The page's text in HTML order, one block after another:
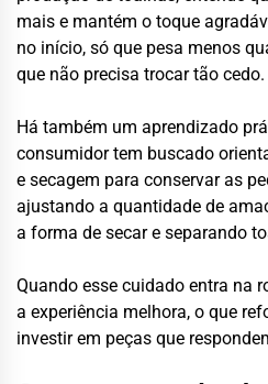
mais e mantém o toque
no início, só que pesa menos
que não precisa trocar tão cedo.
Há também um aprendizado
consumidor tem buscado
e secagem para conservar as
ajustando a quantidade de
a forma de secar e separando
Quando esse cuidado entra na
a experiência melhora, o que
investir em peças que